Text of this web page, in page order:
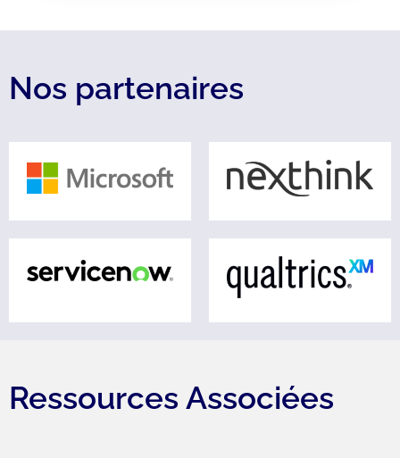
Nos partenaires
Ressources Associées